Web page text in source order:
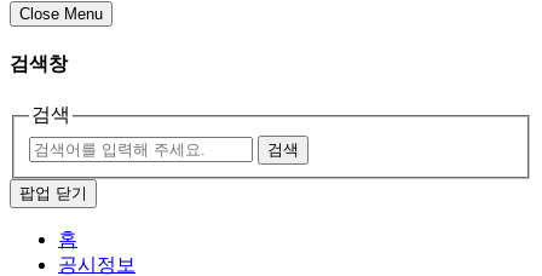
Close Menu
검색창
검색
검색
팝업 닫기
홈
공시정보